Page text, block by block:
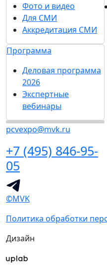
Фото и видео
Для СМИ
Аккредитация СМИ
Программа
Деловая программа
2026
Экспертные
вебинары
pcvexpo@mvk.ru
+7 (495) 846-95-
05
©MVK
Политика обработки
Дизайн